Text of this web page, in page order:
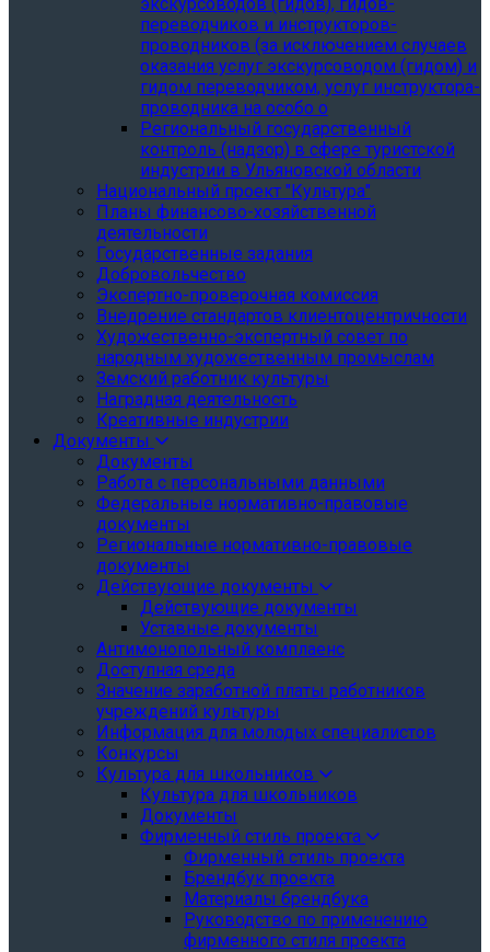
экскурсоводов (гидов), гидов-
переводчиков и инструкторов-
проводников (за исключением случаев
оказания услуг экскурсоводом (гидом) и
гидом переводчиком, услуг инструктора-
проводника на особо о
Региональный государственный
контроль (надзор) в сфере туристской
индустрии в Ульяновской области
Национальный проект "Культура"
Планы финансово-хозяйственной
деятельности
Государственные задания
Добровольчество
Экспертно-проверочная комиссия
Внедрение стандартов клиентоцентричности
Художественно-экспертный совет по
народным художественным промыслам
Земский работник культуры
Наградная деятельность
Креативные индустрии
Документы
Документы
Работа с персональными данными
Федеральные нормативно-правовые
документы
Региональные нормативно-правовые
документы
Действующие документы
Действующие документы
Уставные документы
Антимонопольный комплаенс
Доступная среда
Значение заработной платы работников
учреждений культуры
Информация для молодых специалистов
Конкурсы
Культура для школьников
Культура для школьников
Документы
Фирменный стиль проекта
Фирменный стиль проекта
Брендбук проекта
Материалы брендбука
Руководство по применению
фирменного стиля проекта